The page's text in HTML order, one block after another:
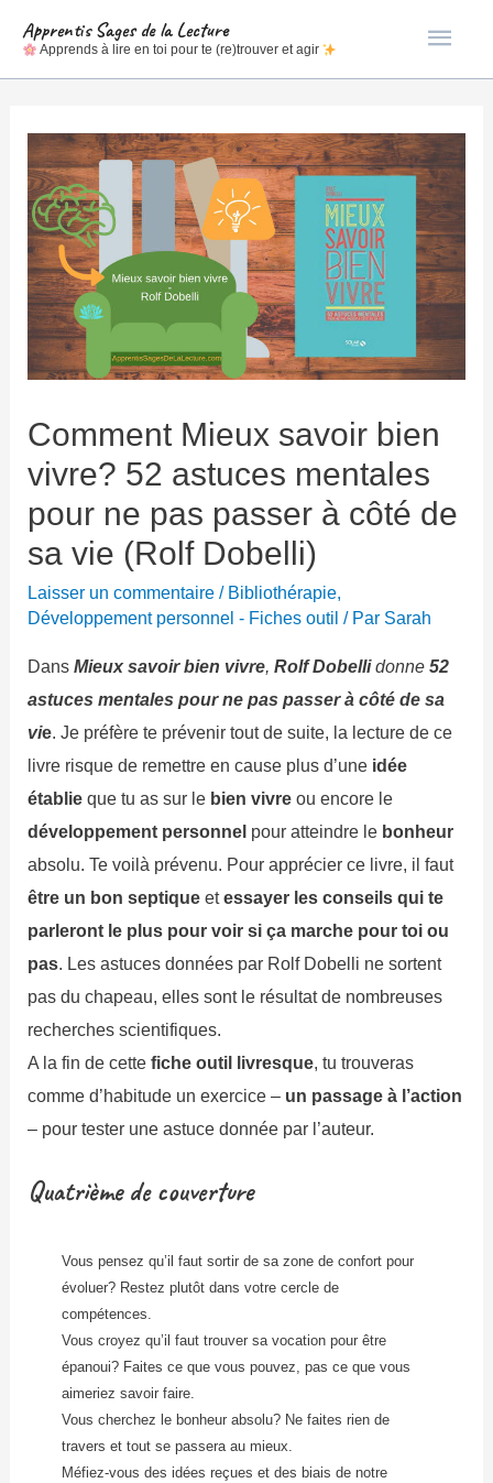
Apprentis Sages de la Lecture
Apprends à lire en toi pour te (re)trouver et agir
Comment Mieux savoir bien
vivre? 52 astuces mentales
pour ne pas passer à côté de
sa vie (Rolf Dobelli)
Laisser un commentaire / Bibliothérapie,
Développement personnel - Fiches outil / Par Sarah
DansMieux savoir bien vivre,Rolf Dobellidonne52
astuces mentales pour ne pas passer à côté de sa
vie. Je préfère te prévenir tout de suite, la lecture de ce
livre risque de remettre en cause plus d’une idée
établie que tu as sur le bien vivre ou encore le
développement personnel pour atteindre le bonheur
absolu. Te voilà prévenu. Pour apprécier ce livre, il faut
être un bon septique etessayer les conseils qui te
parleront le plus pour voir si ça marche pour toi ou
pas. Les astuces données par Rolf Dobelli ne sortent
pas du chapeau, elles sont le résultat de nombreuses
recherches scientifiques.
A la fin de cettefiche outil livresque, tu trouveras
comme d’habitude un exercice – un passage à l’action
– pour tester une astuce donnée par l’auteur.
Quatrième de couverture
Vous pensez qu’il faut sortir de sa zone de confort pour
évoluer? Restez plutôt dans votre cercle de
compétences.
Vous croyez qu’il faut trouver sa vocation pour être
épanoui? Faites ce que vous pouvez, pas ce que vous
aimeriez savoir faire.
Vous cherchez le bonheur absolu? Ne faites rien de
travers et tout se passera au mieux.
Méfiez-vous des idées reçues et des biais de notre